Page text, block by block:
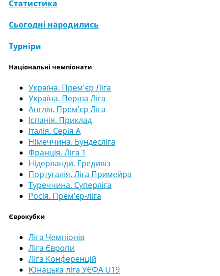
Статистика
Сьогодні народились
Турніри
Національні чемпіонати
Україна. Прем'єр Ліга
Україна. Перша Ліга
Англія. Прем'єр Ліга
Іспанія. Приклад
Італія. Серія А
Німеччина. Бундесліга
Франція. Ліга 1
Нідерланди. Ередивіз
Португалія. Ліга Примейра
Туреччина. Суперліга
Росія. Прем'єр-ліга
Єврокубки
Ліга Чемпіонів
Ліга Європи
Ліга Конференцій
Юнацька ліга УЄФА U19